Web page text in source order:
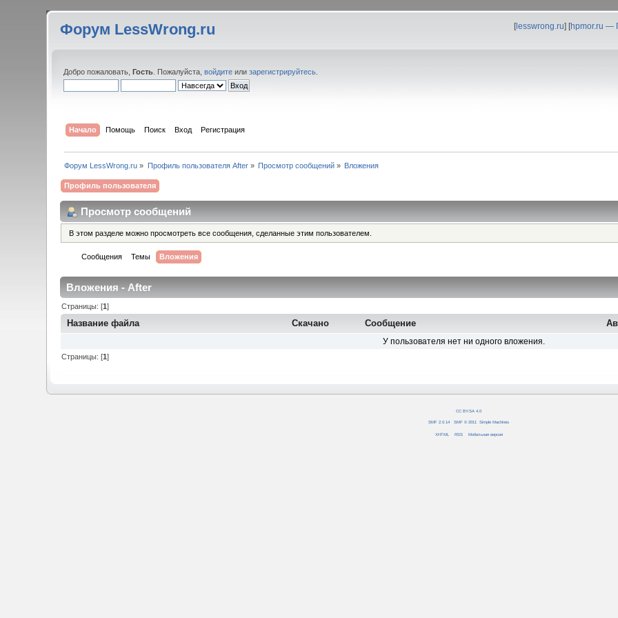
Форум LessWrong.ru [lesswrong.ru] [hpmor.ru
Добро пожаловать,Гость . Пожалуйста,войдите илизарегистрируйтесь
Начало Помощь Поиск Вход Регистрация
Форум LessWrong.ru » Профиль пользователя After» Просмотр сообщений » Вложения
Профиль пользователя
Просмотр сообщений
В этом разделе можно просмотреть все сообщения, сделанные этим пользователем.
Сообщения Темы Вложения
Вложения - After
Страницы: [1]
Название файла Скачано Сообщение
У пользователя нет ни одного вложения.
Страницы: [1]
CC BY-SA 4.0
SMF 2.0.14 SMF © 2011 Simple Machines
XHTML RSS Мобильная версия